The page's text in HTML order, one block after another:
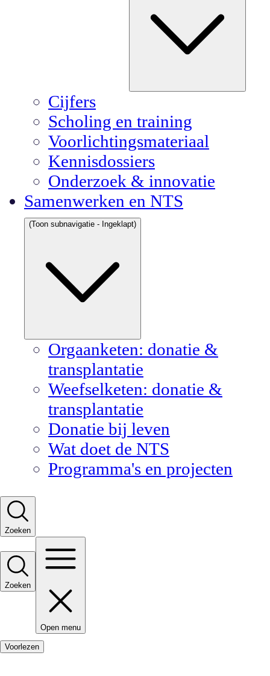
Cijfers
Scholing en training
Voorlichtingsmateriaal
Kennisdossiers
Onderzoek & innovatie
Samenwerken en NTS
(Toon subnavigatie - Ingeklapt)
Orgaanketen: donatie &
transplantatie
Weefselketen: donatie &
transplantatie
Donatie bij leven
Wat doet de NTS
Programma's en projecten
Zoeken
Zoeken
Open menu
Voorlezen